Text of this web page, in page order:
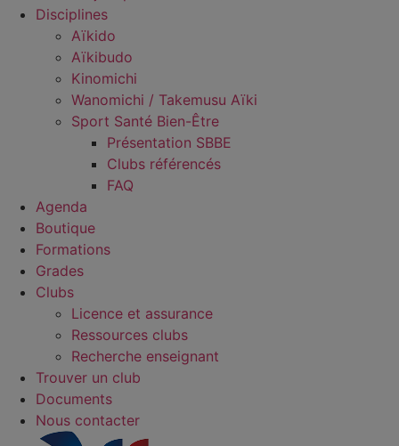
Disciplines
Aïkido
Aïkibudo
Kinomichi
Wanomichi / Takemusu Aïki
Sport Santé Bien-Être
Présentation SBBE
Clubs référencés
FAQ
Agenda
Boutique
Formations
Grades
Clubs
Licence et assurance
Ressources clubs
Recherche enseignant
Trouver un club
Documents
Nous contacter